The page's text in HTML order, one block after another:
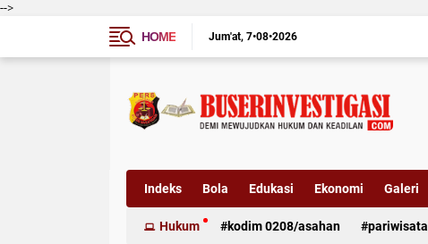
-->
HOME
Jum'at 7•08•2026
Indeks Bola Edukasi Ekonomi Galeri
Hukum kodim 0208/asahan pariwisata